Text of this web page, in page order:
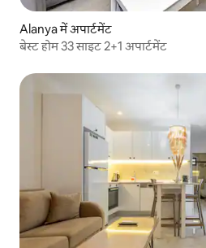
Alanya में अपार्टमेंट
बेस्ट होम 33 साइट 2+1 अपार्टमेंट